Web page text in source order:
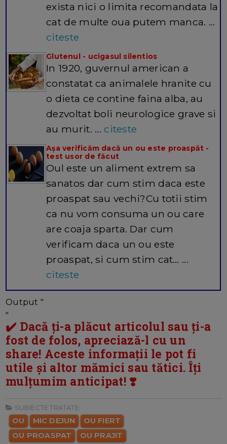
exista nici o limita recomandata la
cat de multe oua putem manca. ...
citeste
Glutenul - ucigasul silentios
In 1920, guvernul american a
constatat ca animalele hranite cu
o dieta ce contine faina alba, au
dezvoltat boli neurologice grave si
au murit. ...citeste
Așa verificăm dacă un ou este proaspăt -
test usor de făcut
Oul este un aliment extrem sa
sanatos dar cum stim daca este
proaspat sau vechi?Cu totii stim
ca nu vom consuma un ou care
are coaja sparta. Dar cum
verificam daca un ou este
proaspat, si cum stim cat… ...
citeste
Output "
"
✔️ Dacă ți-a plăcut articolul sau ți-a
fost de folos, apreciază-l cu un
share! Aceste informații le pot fi
utile și altor mămici sau tătici. Îți
mulțumim anticipat! ❣️
SUBIECTE TRATATE:
OU MIC DEJUN
OU FIERT
OU PROASPAT
OU PRAJIT